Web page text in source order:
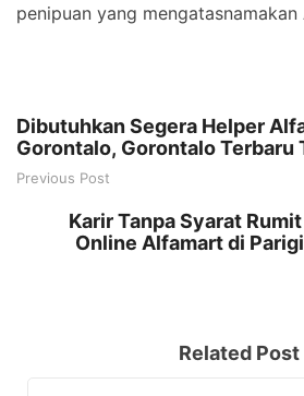
penipuan yang
Dibutuhkan Segera Helper
Gorontalo, Gorontalo Terbaru
Previous Post
Karir Tanpa Syarat
Online Alfamart di
Related Post